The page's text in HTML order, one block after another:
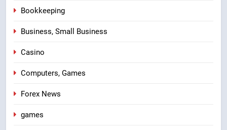
Bookkeeping
Business, Small Business
Casino
Computers, Games
Forex News
games